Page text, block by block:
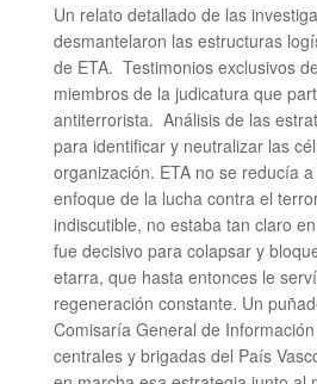
Un relato detallado de las
desmantelaron las estructuras
de ETA.  Testimonios exclusivos
miembros de la judicatura que
antiterrorista.  Análisis de las
para identificar y neutralizar las
organización. ETA no se reducía
enfoque de la lucha contra el
indiscutible, no estaba tan claro
fue decisivo para colapsar y
etarra, que hasta entonces le
regeneración constante. Un
Comisaría General de
centrales y brigadas del País